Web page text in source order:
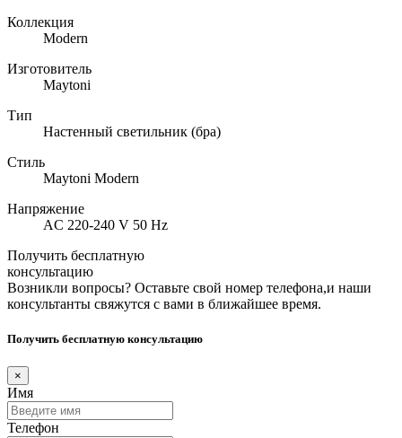
Коллекция
Modern
Изготовитель
Maytoni
Тип
Настенный светильник (бра)
Стиль
Maytoni Modern
Напряжение
AC 220-240 V 50 Hz
Получить бесплатную
консультацию
Возникли вопросы? Оставьте свой номер телефона,и наши
консультанты свяжутся с вами в ближайшее время.
Получить бесплатную консультацию
×
Имя
Телефон